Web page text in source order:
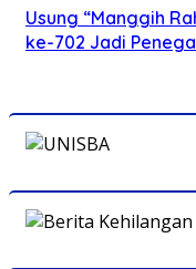
Usung “Manggih
ke-702 Jadi